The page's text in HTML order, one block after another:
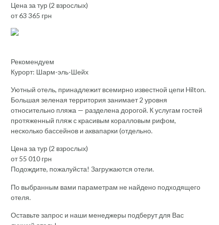
Цена за тур (2 взрослых)
от 63 365 грн
Рекомендуем
Курорт: Шарм-эль-Шейх
Уютный отель, принадлежит всемирно известной цепи Hilton.
Большая зеленая территория занимает 2 уровня
относительно пляжа — разделена дорогой. К услугам гостей
протяженный пляж с красивым коралловым рифом,
несколько бассейнов и аквапарки (отдельно.
Цена за тур (2 взрослых)
от 55 010 грн
Подождите, пожалуйста! Загружаются отели.
По выбранным вами параметрам не найдено подходящего
отеля.
Оставьте запрос и наши менеджеры подберут для Вас